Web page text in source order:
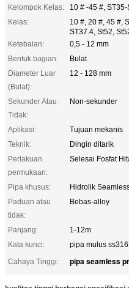
Kelompok Kelas:
10 # -45 #, ST35-
Kelas:
10 #, 20 #, 45 #,
ST37.4, St52,
Ketebalan:
0,5 - 12 mm
Bentuk bagian:
Bulat
Diameter Luar
(Bulat):
12 - 128 mm
Sekunder Atau
Tidak:
Non-sekunder
Aplikasi:
Tujuan mekanis
Teknik:
Dingin ditarik
Perlakuan
permukaan:
Selesai Fosfat
Pipa khusus:
Hidrolik
Paduan atau
tidak:
Bebas-alloy
Panjang:
1-12m
Kata kunci:
pipa mulus ss316
Cahaya Tinggi:
pipa seamless